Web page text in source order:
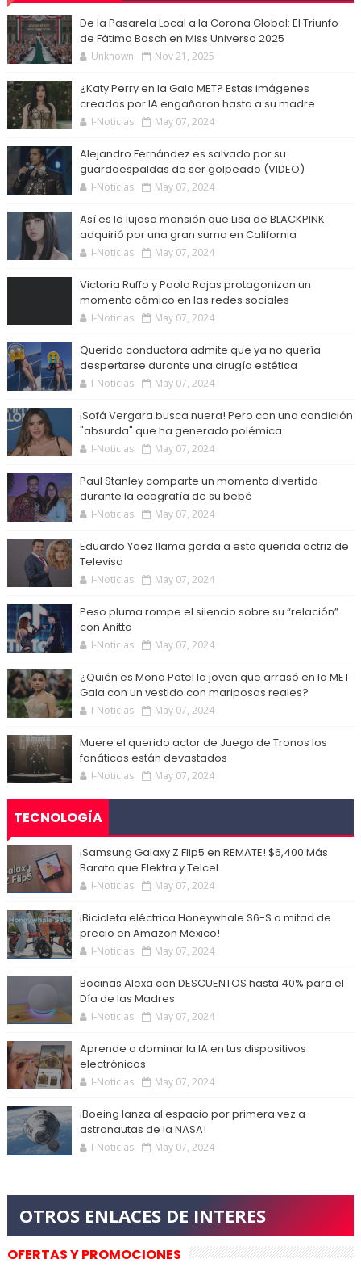
De la Pasarela Local a la Corona Global: El Triunfo
de Fátima Bosch en Miss Universo 2025
Unknown Nov 21, 2025
¿Katy Perry en la Gala MET? Estas imágenes
creadas por IA engañaron hasta a su madre
I-Noticias May 07, 2024
Alejandro Fernández es salvado por su
guardaespaldas de ser golpeado (VIDEO)
I-Noticias May 07, 2024
Así es la lujosa mansión que Lisa de BLACKPINK
adquirió por una gran suma en California
I-Noticias May 07, 2024
Victoria Ruffo y Paola Rojas protagonizan un
momento cómico en las redes sociales
I-Noticias May 07, 2024
Querida conductora admite que ya no quería
despertarse durante una cirugía estética
I-Noticias May 07, 2024
¡Sofá Vergara busca nuera! Pero con una condición
"absurda" que ha generado polémica
I-Noticias May 07, 2024
Paul Stanley comparte un momento divertido
durante la ecografía de su bebé
I-Noticias May 07, 2024
Eduardo Yaez llama gorda a esta querida actriz de
Televisa
I-Noticias May 07, 2024
Peso pluma rompe el silencio sobre su “relación”
con Anitta
I-Noticias May 07, 2024
¿Quién es Mona Patel la joven que arrasó en la MET
Gala con un vestido con mariposas reales?
I-Noticias May 07, 2024
Muere el querido actor de Juego de Tronos los
fanáticos están devastados
I-Noticias May 07, 2024
TECNOLOGÍA
¡Samsung Galaxy Z Flip5 en REMATE! $6,400 Más
Barato que Elektra y Telcel
I-Noticias May 07, 2024
¡Bicicleta eléctrica Honeywhale S6-S a mitad de
precio en Amazon México!
I-Noticias May 07, 2024
Bocinas Alexa con DESCUENTOS hasta 40% para el
Día de las Madres
I-Noticias May 07, 2024
Aprende a dominar la IA en tus dispositivos
electrónicos
I-Noticias May 07, 2024
¡Boeing lanza al espacio por primera vez a
astronautas de la NASA!
I-Noticias May 07, 2024
OFERTAS Y PROMOCIONES